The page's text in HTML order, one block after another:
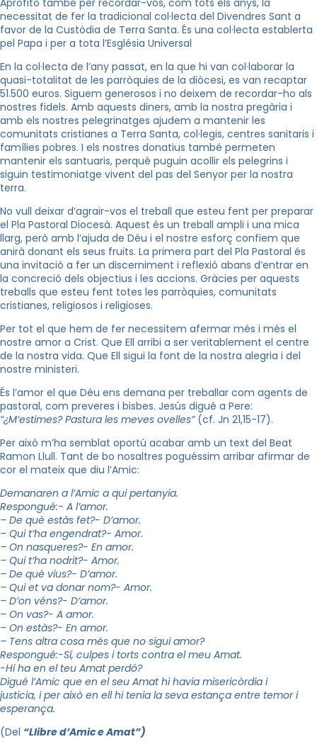
necessitat de fer la tradicional col·lecta del Divendres Sant a
favor de la Custòdia de Terra Santa. És una col·lecta establerta
pel Papa i per a tota l’Església Universal
En la col·lecta de l’any passat, en la que hi van col·laborar la
quasi-totalitat de les parròquies de la diòcesi, es van recaptar
51.500 euros. Siguem generosos i no deixem de recordar-ho als
nostres fidels. Amb aquests diners, amb la nostra pregària i
amb els nostres pelegrinatges ajudem a mantenir les
comunitats cristianes a Terra Santa, col·legis, centres sanitaris i
famílies pobres. I els nostres donatius també permeten
mantenir els santuaris, perquè puguin acollir els pelegrins i
siguin testimoniatge vivent del pas del Senyor per la nostra
terra.
No vull deixar d’agrair-vos el treball que esteu fent per preparar
el Pla Pastoral Diocesà. Aquest és un treball ampli i una mica
llarg, però amb l’ajuda de Déu i el nostre esforç confiem que
anirà donant els seus fruits. La primera part del Pla Pastoral és
una invitació a fer un discerniment i reflexió abans d’entrar en
la concreció dels objectius i les accions. Gràcies per aquests
treballs que esteu fent totes les parròquies, comunitats
cristianes, religiosos i religioses.
Per tot el que hem de fer necessitem afermar més i més el
nostre amor a Crist. Que Ell arribi a ser veritablement el centre
de la nostra vida. Que Ell sigui la font de la nostra alegria i del
nostre ministeri.
És l’amor el que Déu ens demana per treballar com agents de
pastoral, com preveres i bisbes. Jesús digué a Pere:
“¿M’estimes? Pastura les meves ovelles”(cf. Jn 21,15-17).
Per això m’ha semblat oportú acabar amb un text del Beat
Ramon Llull. Tant de bo nosaltres poguéssim arribar afirmar de
cor el mateix que diu l’Amic:
Demanaren a l’Amic a qui pertanyia.
Respongué:- A l’amor.
– De què estàs fet?- D’amor.
– Qui t’ha engendrat?- Amor.
– On nasqueres?- En amor.
– Qui t’ha nodrit?- Amor.
– De què vius?- D’amor.
– Qui et va donar nom?- Amor.
– D’on véns?- D’amor.
– On vas?- A amor.
– On estàs?- En amor.
– Tens altra cosa més que no sigui amor?
Respongué:-Sí, culpes i torts contra el meu Amat.
-Hi ha en el teu Amat perdó?
Digué l’Amic que en el seu Amat hi havia misericòrdia i
justícia, i per això en ell hi tenia la seva estança entre temor i
esperança.
(Del “Llibre d’Amic e Amat”)